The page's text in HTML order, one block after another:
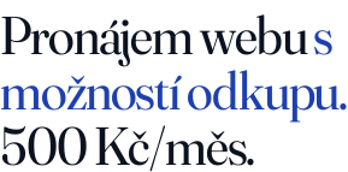
Pronájem webus
možností odkupu.
500 Kč/měs.